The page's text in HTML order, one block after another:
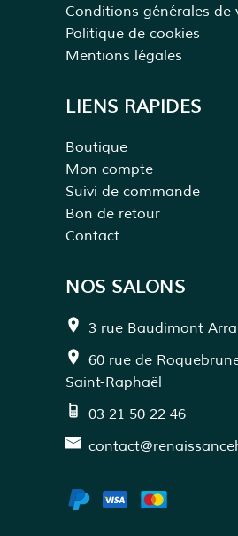
Conditions générales de
Politique de cookies
Mentions légales
LIENS RAPIDES
Boutique
Mon compte
Suivi de commande
Bon de retour
Contact
NOS SALONS
3 rue Baudimont
60 rue de
Saint-Raphaël
03 21 50 22 46